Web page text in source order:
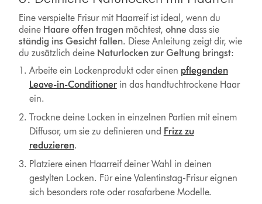
Eine verspielte Frisur mit Haarreif ist ideal, wenn du
deine Haare offen tragen möchtest,ohnedass sie
ständig ins Gesicht fallen. Diese Anleitung zeigt dir, wie
du zusätzlich deine Naturlocken zur Geltung bringst:
Arbeite ein Lockenprodukt oder einen pflegenden
Leave-in-Conditionerin das handtuchtrockene Haar
ein.
Trockne deine Locken in einzelnen Partien mit einem
Diffusor, um sie zu definieren und Frizz zu
reduzieren.
Platziere einen Haarreif deiner Wahl in deinen
gestylten Locken. Für eine Valentinstag-Frisur eignen
sich besonders rote oder rosafarbene Modelle.